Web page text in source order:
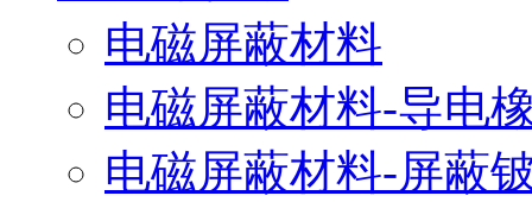
电磁屏蔽材料
电磁屏蔽材料-导电
电磁屏蔽材料-屏蔽